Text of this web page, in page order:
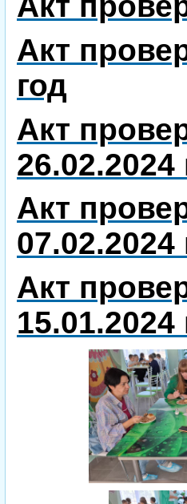
Акт
год
Акт
26.02.2024
Акт
07.02.2024
Акт
15.01.2024